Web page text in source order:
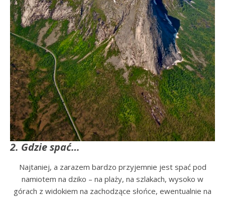
2. Gdzie spać…
Najtaniej, a zarazem bardzo przyjemnie jest spać pod
namiotem na dziko – na plaży, na szlakach, wysoko w
górach z widokiem na zachodzące słońce, ewentualnie na